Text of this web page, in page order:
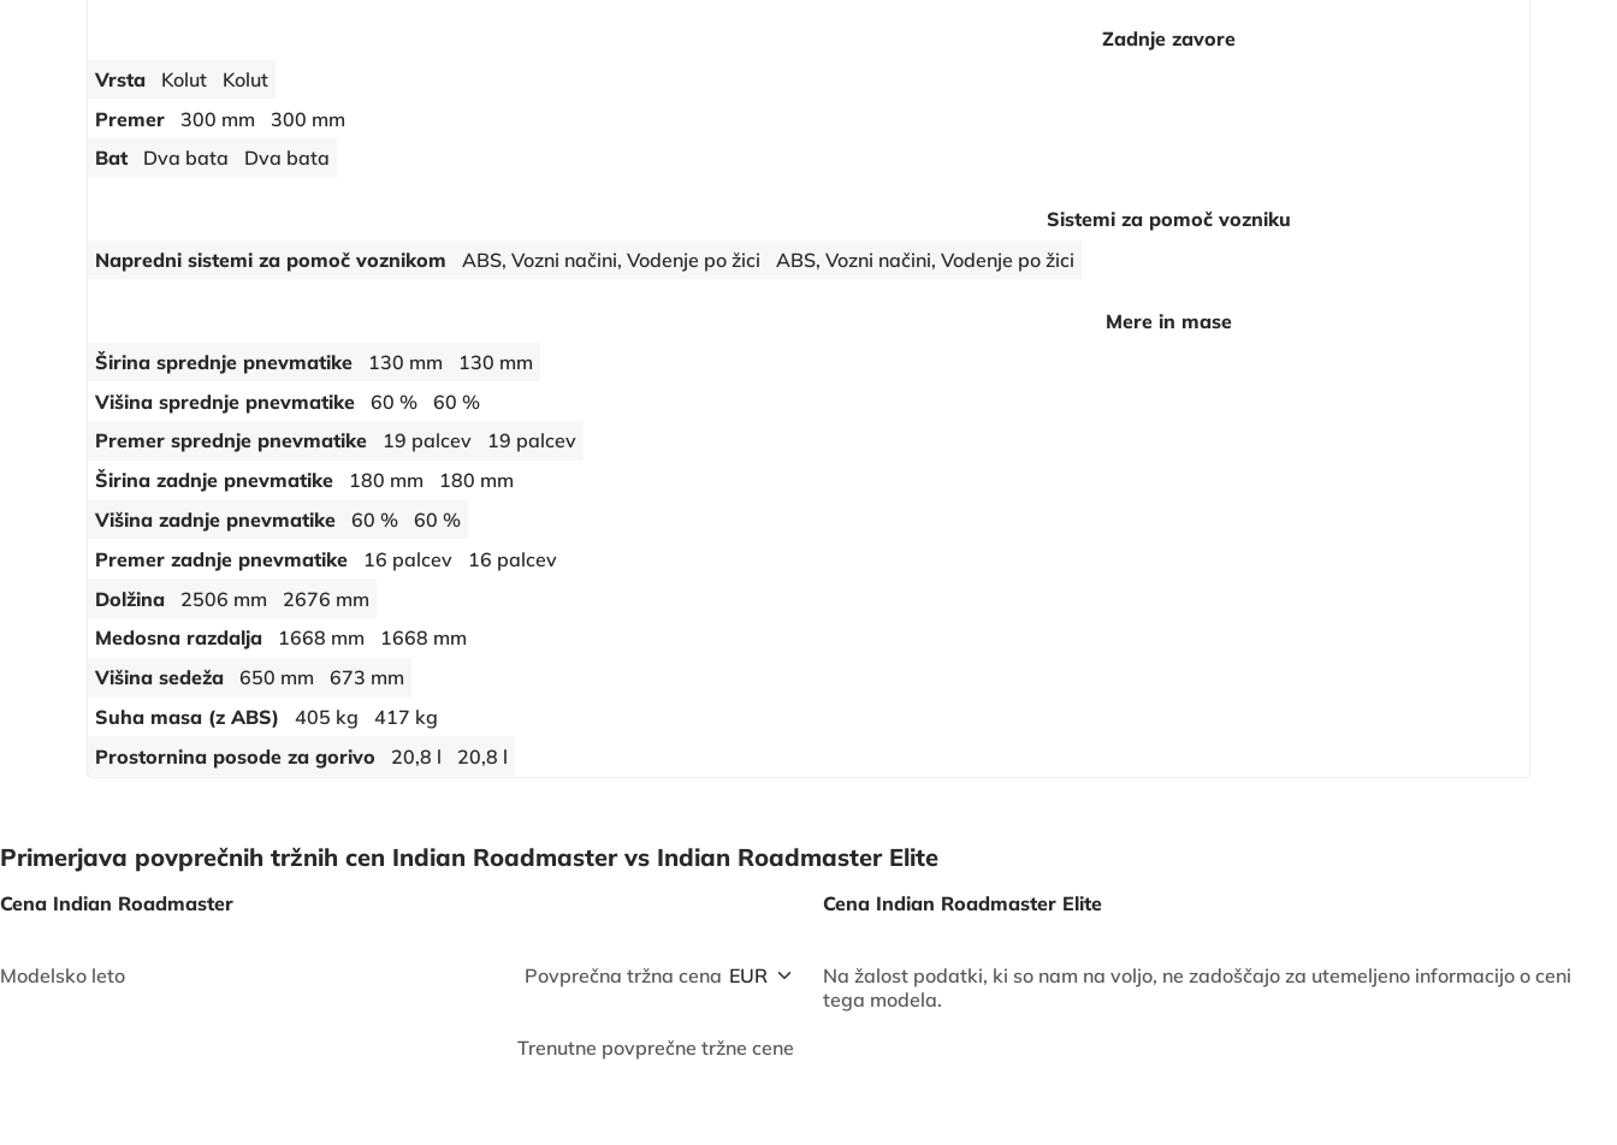
Zadnje zavore
Vrsta
Kolut
Kolut
Premer
300 mm
300 mm
Bat
Dva bata Dva bata
Sistemi za pomoč vozniku
Napredni sistemi za pomoč voznikom
ABS, Vozni načini, Vodenje po žici ABS, Vozni načini, Vodenje po žici
Mere in mase
Širina sprednje pnevmatike
130 mm
130 mm
Višina sprednje pnevmatike
60 %
60 %
Premer sprednje pnevmatike
19 palcev
19 palcev
Širina zadnje pnevmatike
180 mm
180 mm
Višina zadnje pnevmatike
60 %
60 %
Premer zadnje pnevmatike
16 palcev
16 palcev
Dolžina
2506 mm
2676 mm
Medosna razdalja
1668 mm
1668 mm
Višina sedeža
650 mm
673 mm
Suha masa (z ABS)
405 kg
417 kg
Prostornina posode za gorivo
20,8 l 20,8 l
Primerjava povprečnih tržnih cen Indian Roadmaster vs Indian Roadmaster Elite
Cena Indian Roadmaster
Modelsko leto Povprečna tržna cena
Trenutne povprečne tržne cene
Cena Indian Roadmaster Elite
Na žalost podatki, ki so nam na voljo, ne zadoščajo za utemeljeno informacijo o ceni
tega modela.